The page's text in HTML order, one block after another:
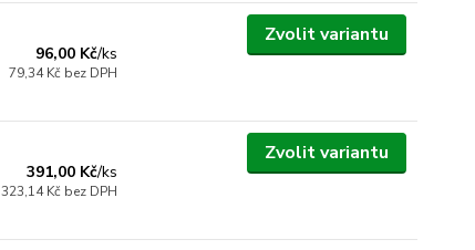
96,00 Kč/ks
79,34 Kč bez DPH
Zvolit variantu
391,00 Kč/ks
323,14 Kč bez DPH
Zvolit variantu